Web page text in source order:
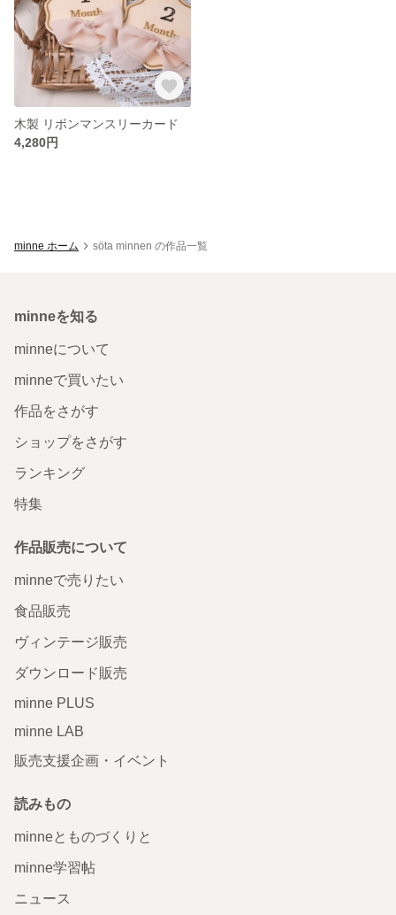
木製 リボンマンスリーカード
4,280円
minne ホーム söta minnen の作品一覧
minneを知る
minneについて
minneで買いたい
作品をさがす
ショップをさがす
ランキング
特集
作品販売について
minneで売りたい
食品販売
ヴィンテージ販売
ダウンロード販売
minne PLUS
minne LAB
販売支援企画・イベント
読みもの
minneとものづくりと
minne学習帖
ニュース